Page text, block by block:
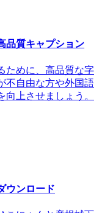
品質キャプション
ために、高品質な字
不自由な方や外国語
上させましょう。
ウンロード